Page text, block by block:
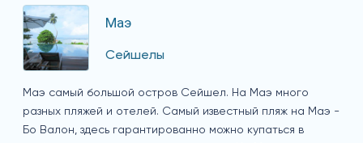
Маэ
Сейшелы
Маэ самый большой остров Сейшел. На Маэ много
разных пляжей и отелей. Самый известный пляж на Маэ -
Бо Валон, здесь гарантированно можно купаться в